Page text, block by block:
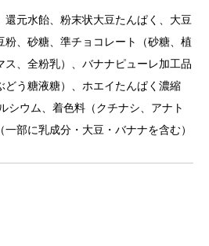
還元水飴、粉末状大豆たんぱく、大豆
粉、砂糖、準チョコレート（砂糖、植
ス、全粉乳）、バナナピューレ加工品
どう糖液糖）、ホエイたんぱく濃縮
シウム、着色料（クチナシ、アナト
部に乳成分・大豆・バナナを含む）